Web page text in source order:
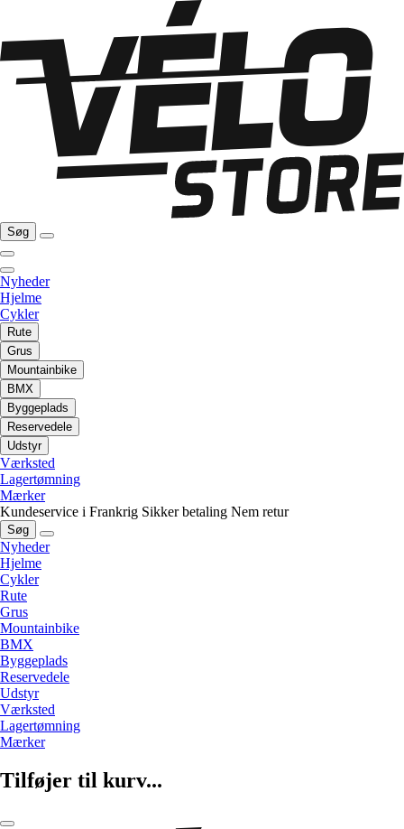
Søg
Nyheder
Hjelme
Cykler
Rute
Grus
Mountainbike
BMX
Byggeplads
Reservedele
Udstyr
Værksted
Lagertømning
Mærker
Kundeservice i Frankrig Sikker betaling Nem retur
Søg
Nyheder
Hjelme
Cykler
Rute
Grus
Mountainbike
BMX
Byggeplads
Reservedele
Udstyr
Værksted
Lagertømning
Mærker
Tilføjer til kurv...